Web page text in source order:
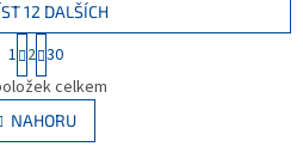
O
v
l
á
12 DALŠÍCH
t
r
á
n
k
1 2 30
celkem
NAHORU